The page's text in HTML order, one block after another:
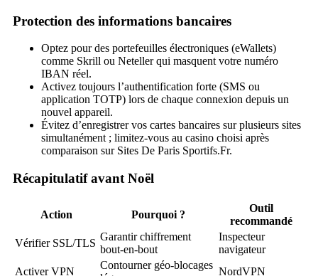
Protection des informations bancaires
Optez pour des portefeuilles électroniques (eWallets)
comme Skrill ou Neteller qui masquent votre numéro
IBAN réel.
Activez toujours l’authentification forte (SMS ou
application TOTP) lors de chaque connexion depuis un
nouvel appareil.
Évitez d’enregistrer vos cartes bancaires sur plusieurs sites
simultanément ; limitez-vous au casino choisi après
comparaison sur Sites De Paris Sportifs.Fr.
Récapitulatif avant Noël
Action Pourquoi ?
Outil
recommandé
Vérifier SSL/TLS
Garantir chiffrement
bout‑en‑bout
Inspecteur
navigateur
Activer VPN
Contourner géo‑blocages
NordVPN